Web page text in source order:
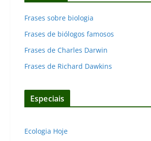
Frases sobre biologia
Frases de biólogos famosos
Frases de Charles Darwin
Frases de Richard Dawkins
Especiais
Ecologia Hoje